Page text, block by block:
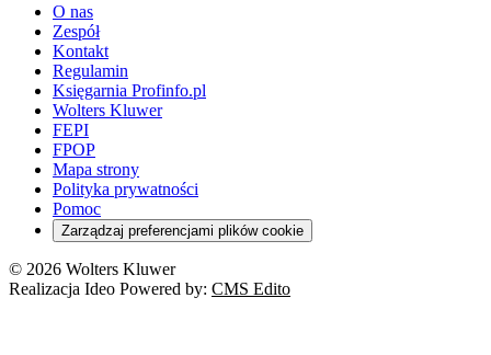
O nas
Zespół
Kontakt
Regulamin
Księgarnia Profinfo.pl
Wolters Kluwer
FEPI
FPOP
Mapa strony
Polityka prywatności
Pomoc
Zarządzaj preferencjami plików cookie
© 2026 Wolters Kluwer
Realizacja Ideo Powered by: CMS Edito